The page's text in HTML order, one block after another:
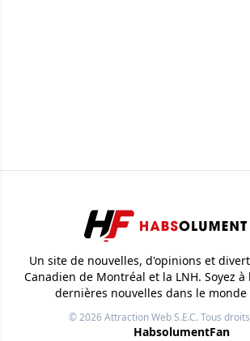
Un site de nouvelles, d'opinions et
Canadien de Montréal et la LNH. Soyez
dernières nouvelles dans le monde
© 2026Attraction Web S.E.C.Tous
HabsolumentFan